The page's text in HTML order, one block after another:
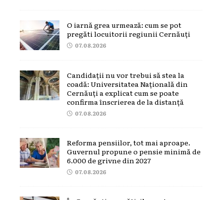
O iarnă grea urmează: cum se pot
pregăti locuitorii regiunii Cernăuți
07.08.2026
Candidații nu vor trebui să stea la
coadă: Universitatea Națională din
Cernăuți a explicat cum se poate
confirma înscrierea de la distanță
07.08.2026
Reforma pensiilor, tot mai aproape.
Guvernul propune o pensie minimă de
6.000 de grivne din 2027
07.08.2026